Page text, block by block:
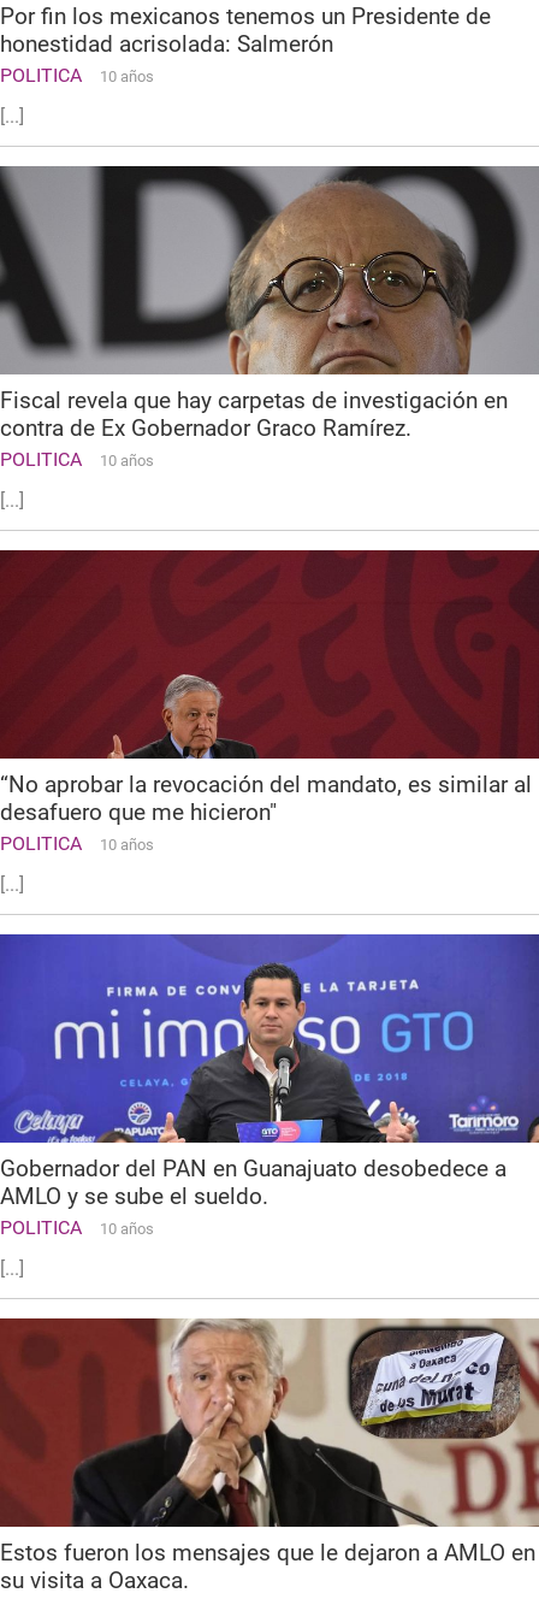
Por fin los mexicanos tenemos un Presidente de
honestidad acrisolada: Salmerón
POLITICA 10 años
[...]
Fiscal revela que hay carpetas de investigación en
contra de Ex Gobernador Graco Ramírez.
POLITICA 10 años
[...]
“No aprobar la revocación del mandato, es similar al
desafuero que me hicieron"
POLITICA 10 años
[...]
Gobernador del PAN en Guanajuato desobedece a
AMLO y se sube el sueldo.
POLITICA 10 años
[...]
Estos fueron los mensajes que le dejaron a AMLO en
su visita a Oaxaca.